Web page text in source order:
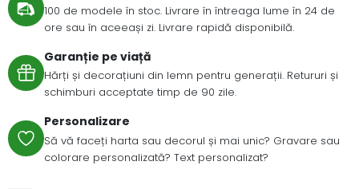
100 de modele în stoc. Livrare în întreaga lume în 24 de
ore sau în aceeași zi. Livrare rapidă disponibilă.
Garanție pe viață
Hărți și decorațiuni din lemn pentru generații. Retururi și
schimburi acceptate timp de 90 zile.
Personalizare
Să vă faceți harta sau decorul și mai unic? Gravare sau
colorare personalizată? Text personalizat?